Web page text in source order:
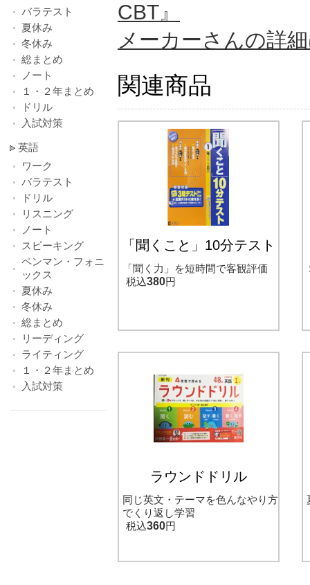
CBT』
メーカーさんの詳
関連商品
「聞くこと」10分テスト
「聞く力」を短時間で客観評価
税込380円
ラウンドドリル
同じ英文・テーマを色んなやり方
でくり返し学習
税込360円
バラテスト
夏休み
冬休み
総まとめ
ノート
１・２年まとめ
ドリル
入試対策
英語
ワーク
バラテスト
ドリル
リスニング
ノート
スピーキング
ペンマン・フォニ
ックス
夏休み
冬休み
総まとめ
リーディング
ライティング
１・２年まとめ
入試対策